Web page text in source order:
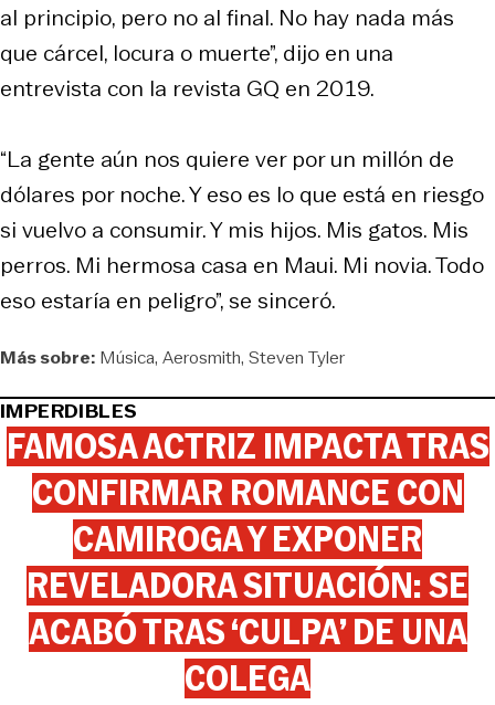
al principio, pero no al final. No hay nada más
que cárcel, locura o muerte”, dijo en una
entrevista con la revista GQ en 2019.
“La gente aún nos quiere ver por un millón de
dólares por noche. Y eso es lo que está en riesgo
si vuelvo a consumir. Y mis hijos. Mis gatos. Mis
perros. Mi hermosa casa en Maui. Mi novia. Todo
eso estaría en peligro”, se sinceró.
Más sobre: Música Aerosmith Steven Tyler
IMPERDIBLES
FAMOSA ACTRIZ IMPACTA TRAS
CONFIRMAR ROMANCE CON
CAMIROGA Y EXPONER
REVELADORA SITUACIÓN: SE
ACABÓ TRAS ‘CULPA’ DE UNA
COLEGA